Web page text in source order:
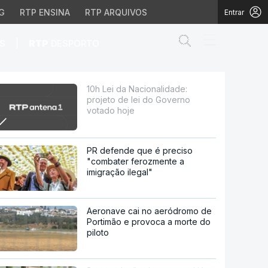
RTP ENSINA RTP ARQUIVOS Entrar
votado hoje
10h Lei da Nacionalidade:
projeto de lei do Governo
votado hoje
PR defende que é preciso
"combater ferozmente a
imigração ilegal"
Aeronave cai no aeródromo de
Portimão e provoca a morte do
piloto